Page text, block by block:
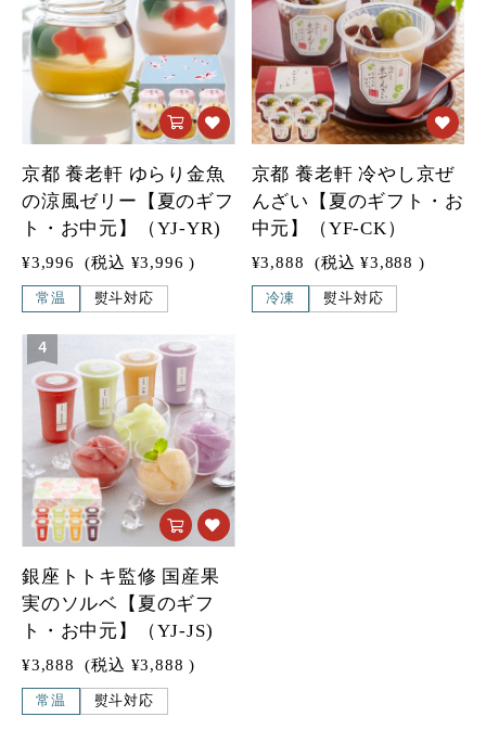
京都 養老軒 ゆらり金魚
の涼風ゼリー【夏のギフ
ト・お中元】（YJ-YR)
¥3,996 (税込 ¥3,996 )
常温 熨斗対応
京都 養老軒 冷やし京ぜ
んざい【夏のギフト・お
中元】（YF-CK）
¥3,888 (税込 ¥3,888 )
冷凍 熨斗対応
4
銀座トトキ監修 国産果
実のソルベ【夏のギフ
ト・お中元】（YJ-JS)
¥3,888 (税込 ¥3,888 )
常温 熨斗対応